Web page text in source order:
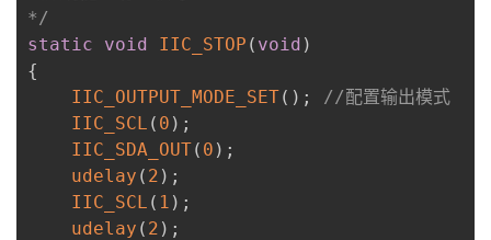
*/
static
void IIC_STOP ( void )
{
IIC_OUTPUT_MODE_SET( ) ;
//配置输出模式
IIC_SCL ( 0 ) ;
IIC_SDA_OUT( 0 ) ;
udelay ( 2 ) ;
IIC_SCL ( 1 ) ;
udelay ( 2 ) ;